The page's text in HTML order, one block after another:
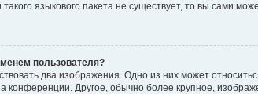
языкового пакета не существует, то вы сами
пользователя?
два изображения. Одно из них может
Другое, обычно более крупное,